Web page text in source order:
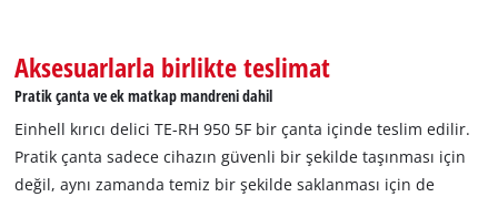
Aksesuarlarla birlikte teslimat
Pratik çanta ve ek matkap mandreni dahil
Einhell kırıcı delici TE-RH 950 5F bir çanta içinde teslim edilir.
Pratik çanta sadece cihazın güvenli bir şekilde taşınması için
değil, aynı zamanda temiz bir şekilde saklanması için de